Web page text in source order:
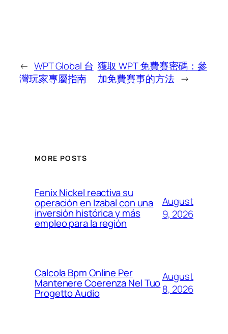
← WPT Global 台
灣玩家專屬指南
獲取 WPT 免費賽密碼：參
加免費賽事的方法 →
MORE POSTS
Fenix Nickel reactiva su
operación en Izabal con una
inversión histórica y más
empleo para la región
August
9, 2026
Calcola Bpm Online Per
Mantenere Coerenza Nel Tuo
Progetto Audio
August
8, 2026